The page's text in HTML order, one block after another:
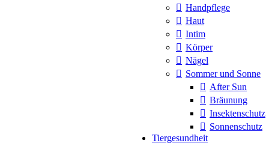
Handpflege
Haut
Intim
Körper
Nägel
Sommer und Sonne
After Sun
Bräunung
Insektenschutz
Sonnenschutz
Tiergesundheit